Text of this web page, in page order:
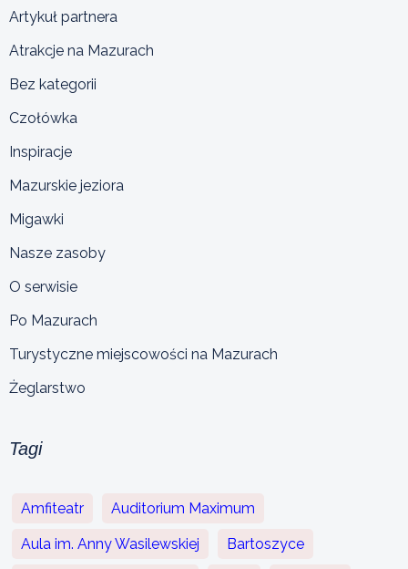
Artykuł partnera
Atrakcje na Mazurach
Bez kategorii
Czołówka
Inspiracje
Mazurskie jeziora
Migawki
Nasze zasoby
O serwisie
Po Mazurach
Turystyczne miejscowości na Mazurach
Żeglarstwo
Tagi
Amfiteatr Auditorium Maximum
Aula im. Anny Wasilewskiej Bartoszyce